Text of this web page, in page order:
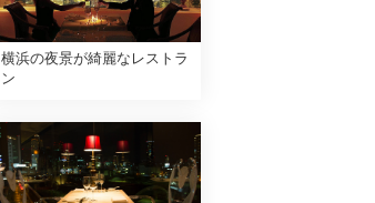
横浜の夜景が綺麗なレストラ
ン